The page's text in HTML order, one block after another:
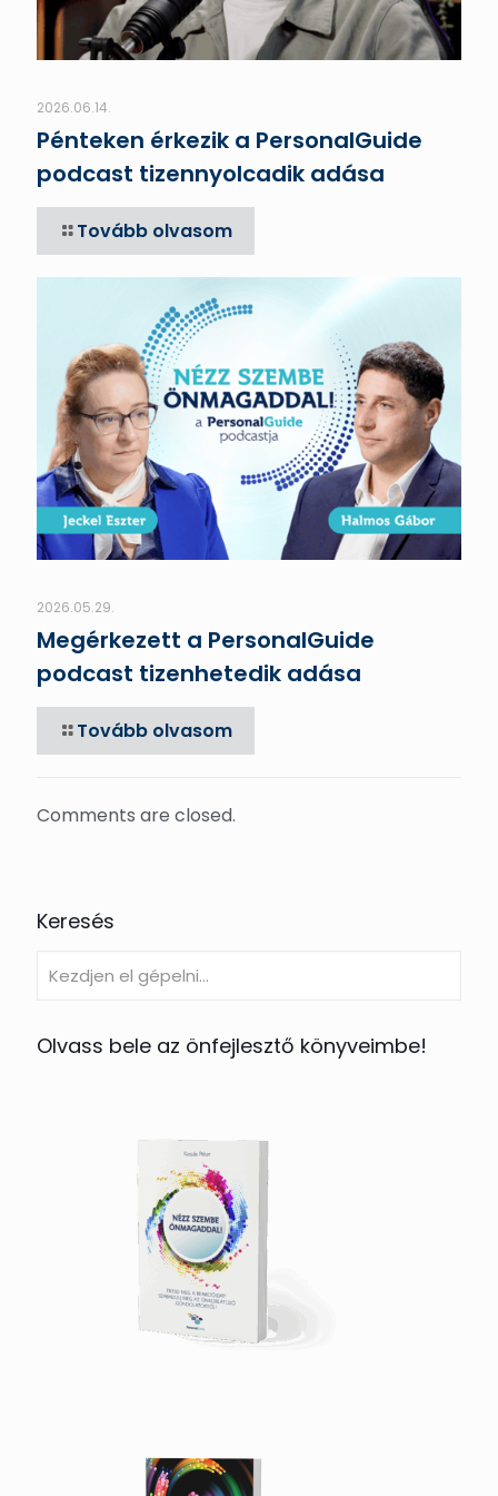
2026.06.14.
Pénteken érkezik a PersonalGuide
podcast tizennyolcadik adása
Tovább olvasom
2026.05.29.
Megérkezett a PersonalGuide
podcast tizenhetedik adása
Tovább olvasom
Comments are closed.
Keresés
Olvass bele az önfejlesztő könyveimbe!